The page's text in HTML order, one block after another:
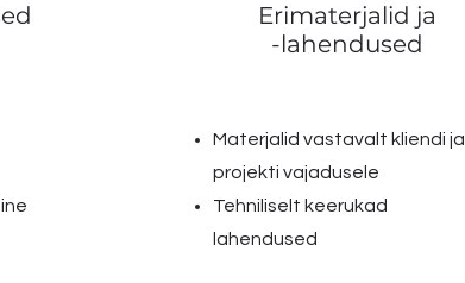
Erimaterjalid ja
-lahendused
Materjalid vastavalt kliendi ja
projekti vajadusele
Tehniliselt keerukad
lahendused